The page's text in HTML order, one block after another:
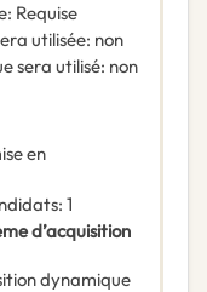
: Requise
utilisée: non
sera utilisé: non
en
: 1
d’acquisition
dynamique